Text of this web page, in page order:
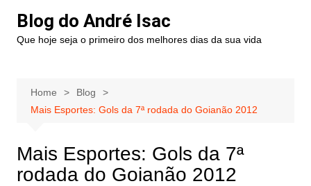
Blog do André Isac
Que hoje seja o primeiro dos melhores dias da sua vida
Home
Blog
Mais Esportes: Gols da 7ª rodada do Goianão 2012
Mais Esportes: Gols da 7ª
rodada do Goianão 2012